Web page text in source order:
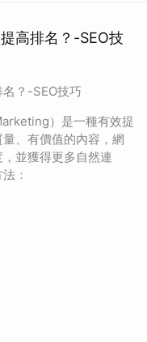
高排名？-SEO技
？-SEO技巧
）是一種有效提
、有價值的內容，網
並獲得更多自然連
：